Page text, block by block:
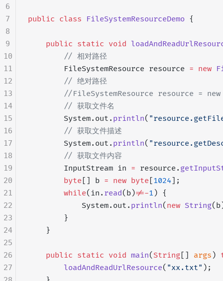
public class FileSystemResourceDemo {
    public
static void
        // 相对路径
        FileSystemResource resource
= new
        // 绝对路径
//FileSystemResource resource =
        // 获取文件名
        System.out.
println(
        // 获取文件描述
        System.out.
println(
        // 获取文件内容
        InputStream in
= resource.
        byte
[] b = new byte [1024];
        while
(in. read(b)!=-1 ) {
            System.out.
println( new String
        }
    }
    public
static void main( String [] args )
        loadAndReadUrlResource
( "xx.txt" );
6
7
8
9
10
11
12
13
14
15
16
17
18
19
20
21
22
23
24
25
26
27